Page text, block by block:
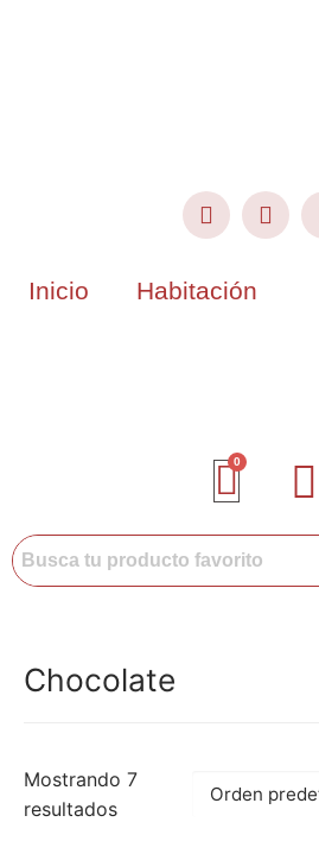
Inicio Habitación
Chocolate
Mostrando 7
resultados